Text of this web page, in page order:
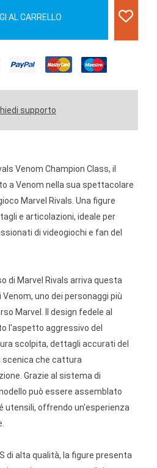
AL CARRELLO
supporto
Venom Champion Class, il
a Venom nella sua spettacolare
Marvel Rivals. Una figure
e articolazioni, ideale per
di videogiochi e fan del
di Marvel Rivals arriva questa
uno dei personaggi più
Marvel. Il design fedele al
l'aspetto aggressivo del
scolpita, dettagli accurati del
scenica che cattura
Grazie al sistema di
può essere assemblato
utensili, offrendo un'esperienza
di alta qualità, la figure presenta